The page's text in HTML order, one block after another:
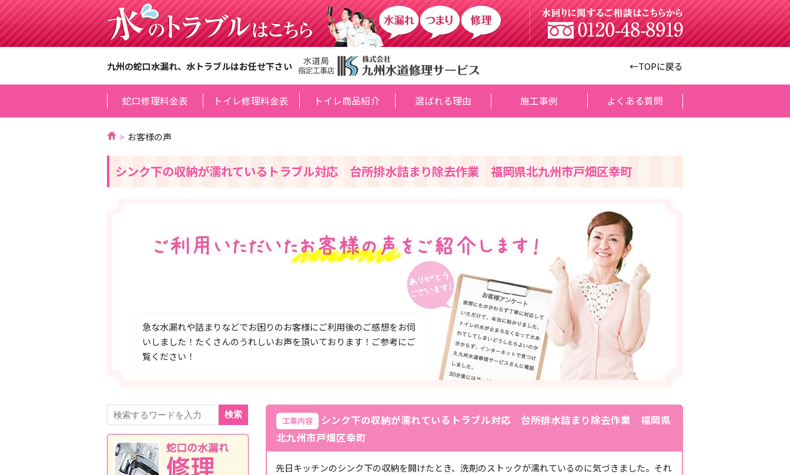
九州の蛇口水漏れ、水トラブルはお任せ下さい ←TOPに戻る
蛇口修理料金表 トイレ修理料金表 トイレ商品紹介 選ばれる理由 施工事例 よくある質問
お客様の声
シンク下の収納が濡れているトラブル対応 台所排水詰まり除去作業 福岡県北九州市戸畑区幸町
急な水漏れや詰まりなどでお困りのお客様にご利用後のご感想をお伺
いしました！たくさんのうれしいお声を頂いております！ご参考にご
覧ください！
工事内容
シンク下の収納が濡れているトラブル対応 台所排水詰まり除去作業 福岡県
北九州市戸畑区幸町
先日キッチンのシンク下の収納を開けたとき、洗剤のストックが濡れているのに気づきました。それ
検索